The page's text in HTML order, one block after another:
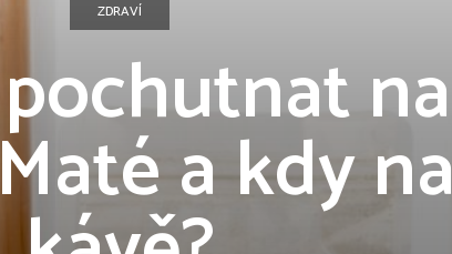
ZDRAVÍ
na
a kdy na